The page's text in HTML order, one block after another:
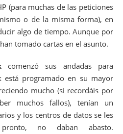
(para muchas de las peticiones
o de la misma forma), en
algo de tiempo. Aunque por
tomado cartas en el asunto.
comenzó sus andadas para
está programado en su mayor
mucho (si recordáis por
muchos fallos), tenían un
y los centros de datos se les
pronto, no daban abasto.